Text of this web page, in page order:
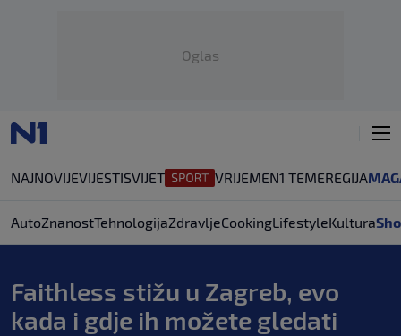
Oglas
NAJNOVIJEVIJESTISVIJET VRIJEMEN1 TEMEREGIJA
AutoZnanostTehnologijaZdravljeCookingLifestyleKultura
Faithless stižu u Zagreb, evo
kada i gdje ih možete gledati